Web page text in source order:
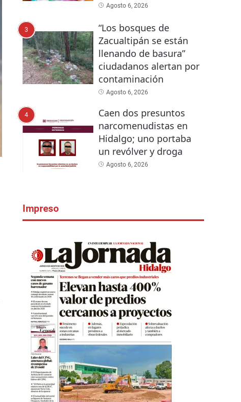
Agosto 6, 2026
3
“Los bosques de
Zacualtipán se están
llenando de basura”
ciudadanos alertan por
contaminación
Agosto 6, 2026
4
Caen dos presuntos
narcomenudistas en
Hidalgo; uno portaba
un revólver y droga
Agosto 6, 2026
Impreso